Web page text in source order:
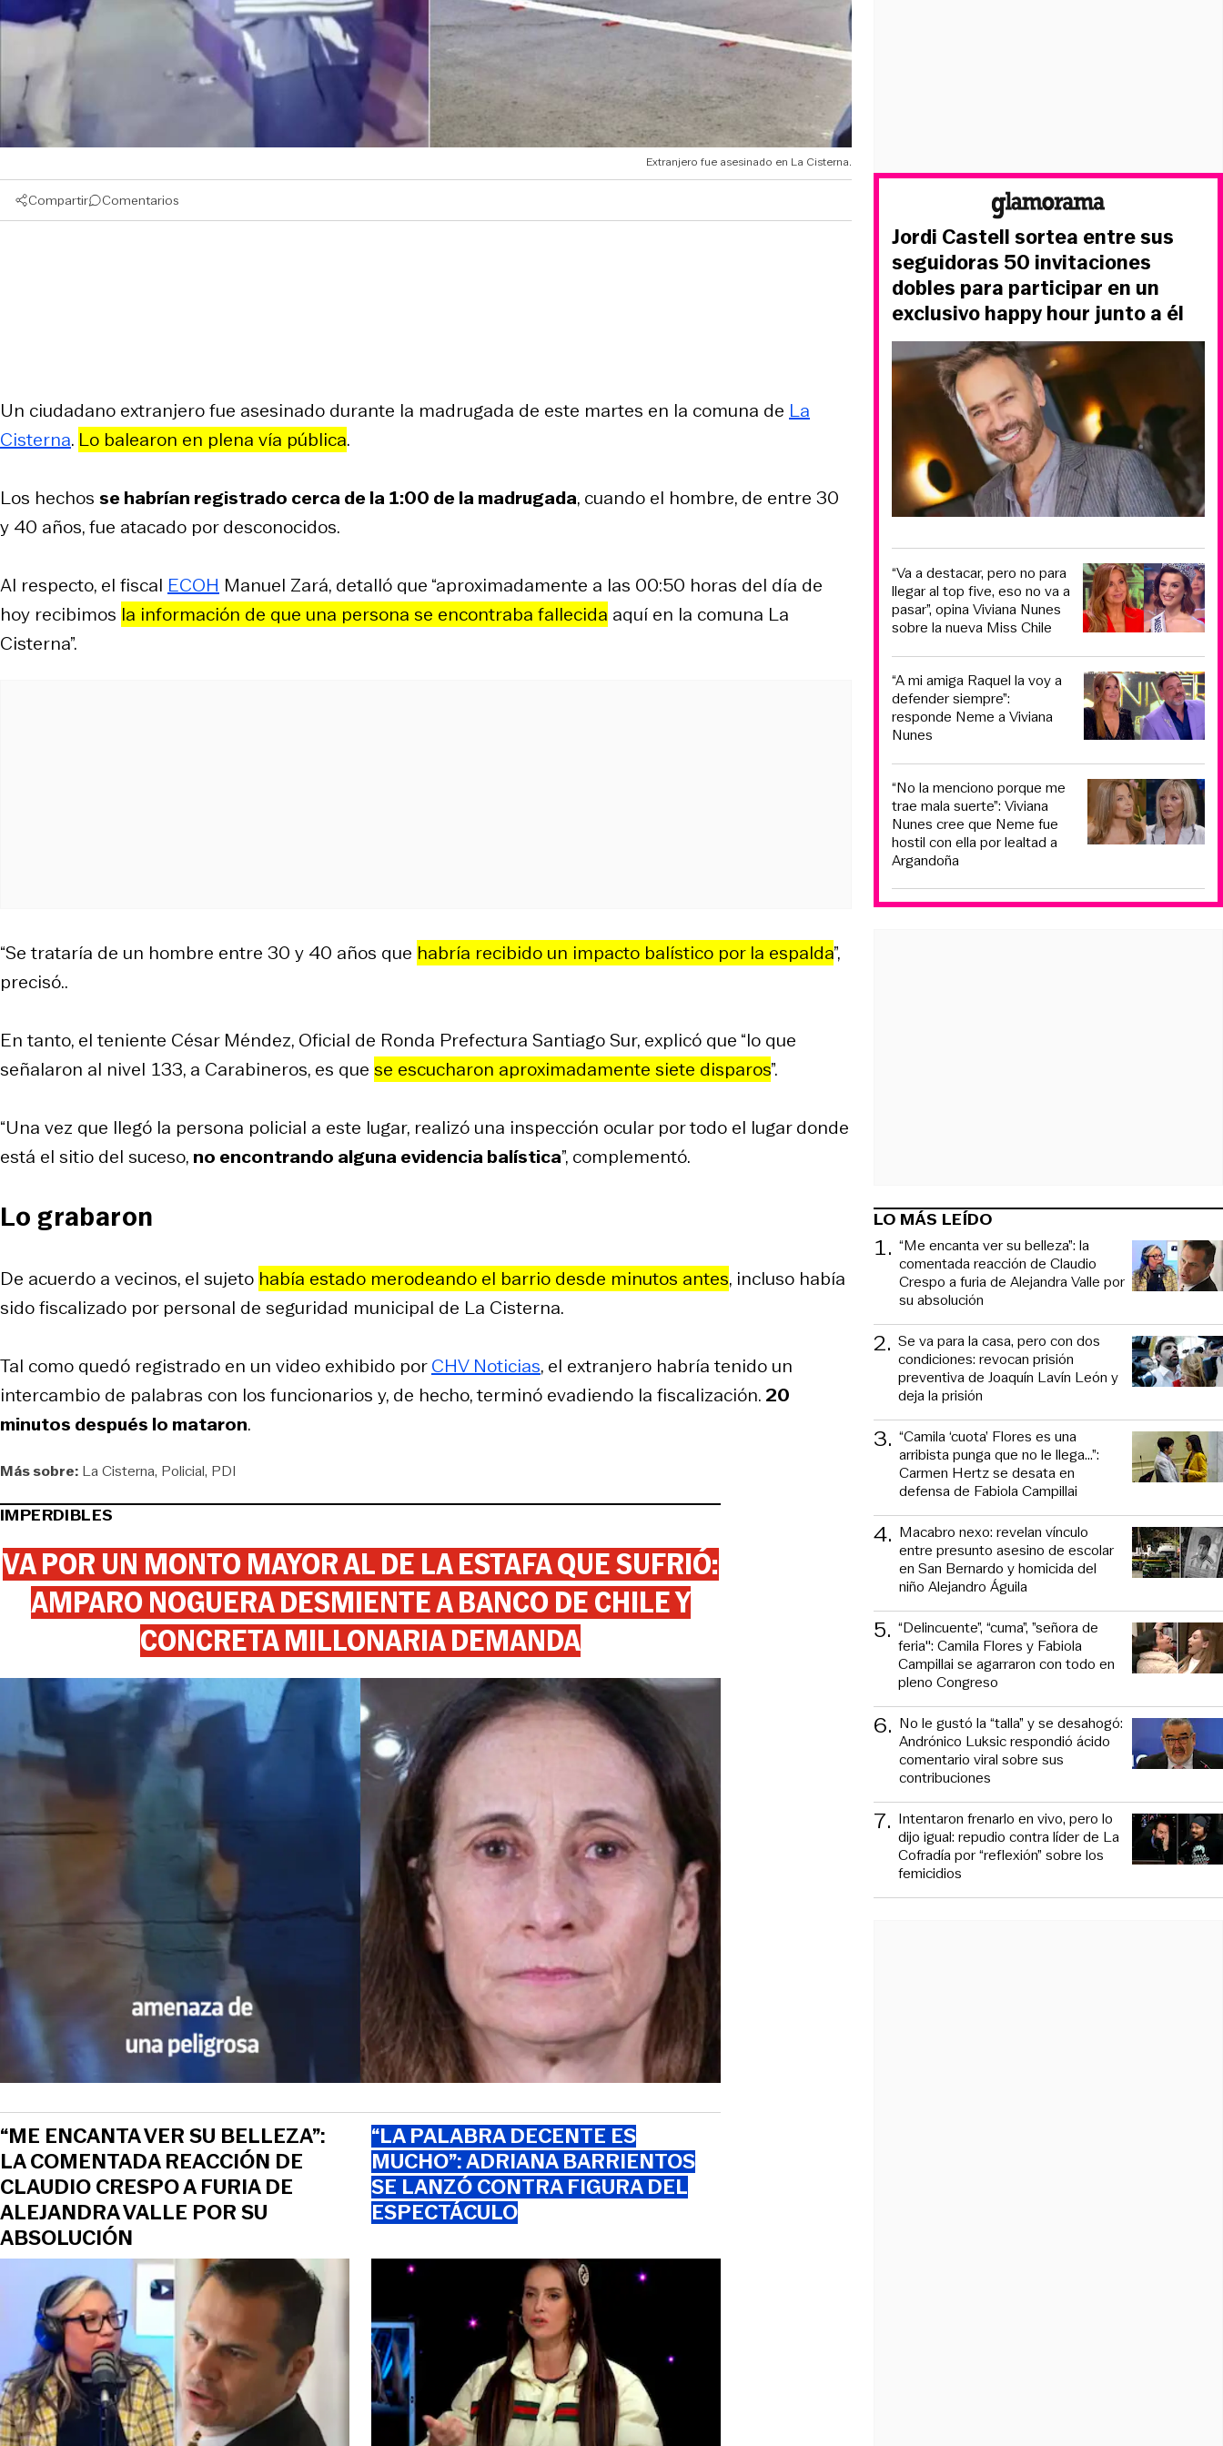
Extranjero fue asesinado en La Cisterna.
Compartir Comentarios
Un ciudadano extranjero fue asesinado durante la madrugada de este martes en la comuna de La
Cisterna. Lo balearon en plena vía pública.
Los hechos se habrían registrado cerca de la 1:00 de la madrugada, cuando el hombre, de entre 30
y 40 años, fue atacado por desconocidos.
Al respecto, el fiscal ECOH Manuel Zará, detalló que “aproximadamente a las 00:50 horas del día de
hoy recibimos la información de que una persona se encontraba fallecida aquí en la comuna La
Cisterna”.
“Se trataría de un hombre entre 30 y 40 años que habría recibido un impacto balístico por la espalda”,
precisó..
En tanto, el teniente César Méndez, Oficial de Ronda Prefectura Santiago Sur, explicó que “lo que
señalaron al nivel 133, a Carabineros, es que se escucharon aproximadamente siete disparos”.
“Una vez que llegó la persona policial a este lugar, realizó una inspección ocular por todo el lugar donde
está el sitio del suceso, no encontrando alguna evidencia balística”, complementó.
Lo grabaron
De acuerdo a vecinos, el sujeto había estado merodeando el barrio desde minutos antes, incluso había
sido fiscalizado por personal de seguridad municipal de La Cisterna.
Tal como quedó registrado en un video exhibido porCHV Noticias, el extranjero habría tenido un
intercambio de palabras con los funcionarios y, de hecho, terminó evadiendo la fiscalización. 20
minutos después lo mataron.
Más sobre: La Cisterna Policial PDI
IMPERDIBLES
VA POR UN MONTO MAYOR AL DE LA ESTAFA QUE SUFRIÓ:
AMPARO NOGUERA DESMIENTE A BANCO DE CHILE Y
CONCRETA MILLONARIA DEMANDA
“ME ENCANTA VER SU BELLEZA”:
LA COMENTADA REACCIÓN DE
CLAUDIO CRESPO A FURIA DE
ALEJANDRA VALLE POR SU
ABSOLUCIÓN
“LA PALABRA DECENTE ES
MUCHO”: ADRIANA BARRIENTOS
SE LANZÓ CONTRA FIGURA DEL
ESPECTÁCULO
Jordi Castell sortea entre sus
seguidoras 50 invitaciones
dobles para participar en un
exclusivo happy hour junto a él
“Va a destacar, pero no para
llegar al top five, eso no va a
pasar”, opina Viviana Nunes
sobre la nueva Miss Chile
“A mi amiga Raquel la voy a
defender siempre”:
responde Neme a Viviana
Nunes
“No la menciono porque me
trae mala suerte”: Viviana
Nunes cree que Neme fue
hostil con ella por lealtad a
Argandoña
LO MÁS LEÍDO
1. “Me encanta ver su belleza”: la
comentada reacción de Claudio
Crespo a furia de Alejandra Valle por
su absolución
2. Se va para la casa, pero con dos
condiciones: revocan prisión
preventiva de Joaquín Lavín León y
deja la prisión
3. “Camila ‘cuota’ Flores es una
arribista punga que no le llega...”:
Carmen Hertz se desata en
defensa de Fabiola Campillai
4. Macabro nexo: revelan vínculo
entre presunto asesino de escolar
en San Bernardo y homicida del
niño Alejandro Águila
5. “Delincuente”, “cuma”, ”señora de
feria": Camila Flores y Fabiola
Campillai se agarraron con todo en
pleno Congreso
6. No le gustó la “talla” y se desahogó:
Andrónico Luksic respondió ácido
comentario viral sobre sus
contribuciones
7. Intentaron frenarlo en vivo, pero lo
dijo igual: repudio contra líder de La
Cofradía por “reflexión” sobre los
femicidios